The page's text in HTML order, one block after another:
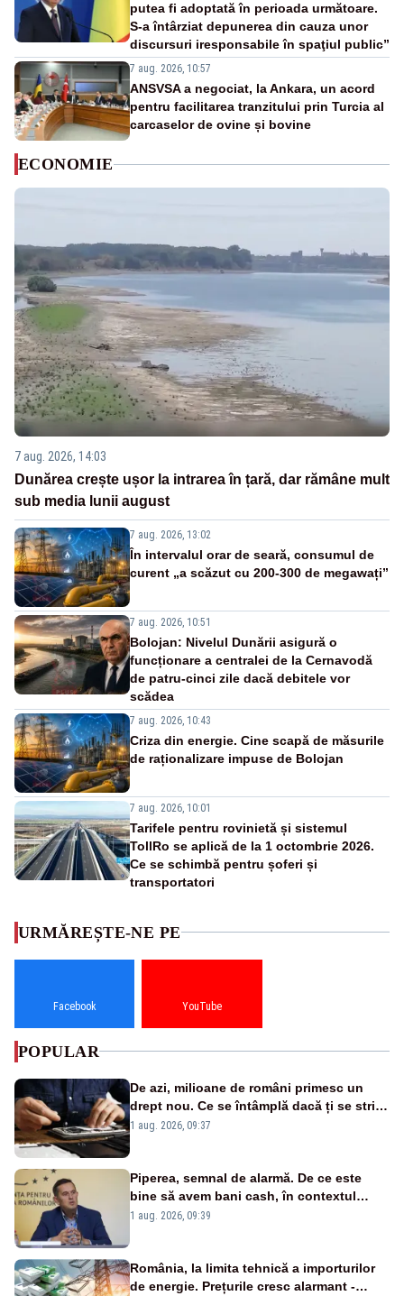
putea fi adoptată în perioada următoare.
S-a întârziat depunerea din cauza unor
discursuri iresponsabile în spaţiul public”
7 aug. 2026, 10:57
ANSVSA a negociat, la Ankara, un acord
pentru facilitarea tranzitului prin Turcia al
carcaselor de ovine și bovine
ECONOMIE
7 aug. 2026, 14:03
Dunărea crește ușor la intrarea în țară, dar rămâne mult
sub media lunii august
7 aug. 2026, 13:02
În intervalul orar de seară, consumul de
curent „a scăzut cu 200-300 de megawați”
7 aug. 2026, 10:51
Bolojan: Nivelul Dunării asigură o
funcționare a centralei de la Cernavodă
de patru-cinci zile dacă debitele vor
scădea
7 aug. 2026, 10:43
Criza din energie. Cine scapă de măsurile
de raționalizare impuse de Bolojan
7 aug. 2026, 10:01
Tarifele pentru rovinietă și sistemul
TollRo se aplică de la 1 octombrie 2026.
Ce se schimbă pentru șoferi și
transportatori
URMĂREȘTE-NE PE
Facebook YouTube
POPULAR
De azi, milioane de români primesc un
drept nou. Ce se întâmplă dacă ți se strică
un produs
1 aug. 2026, 09:37
Piperea, semnal de alarmă. De ce este
bine să avem bani cash, în contextul
alertei energetice?
1 aug. 2026, 09:39
România, la limita tehnică a importurilor
de energie. Prețurile cresc alarmant -